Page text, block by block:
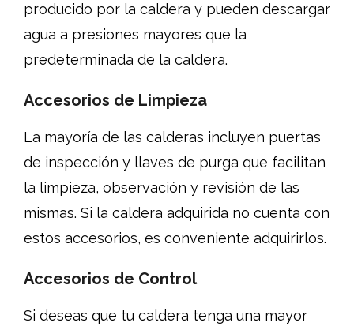
producido por la caldera y pueden descargar
agua a presiones mayores que la
predeterminada de la caldera.
Accesorios de Limpieza
La mayoría de las calderas incluyen puertas
de inspección y llaves de purga que facilitan
la limpieza, observación y revisión de las
mismas. Si la caldera adquirida no cuenta con
estos accesorios, es conveniente adquirirlos.
Accesorios de Control
Si deseas que tu caldera tenga una mayor